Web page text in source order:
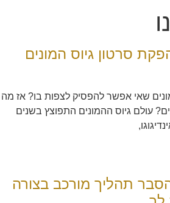
סרטון גיוס המונים
שאי אפשר להפסיק לצפות בו? אז מה
עולם גיוס ההמונים התפוצץ בשנים
תהליך מורכב בצורה